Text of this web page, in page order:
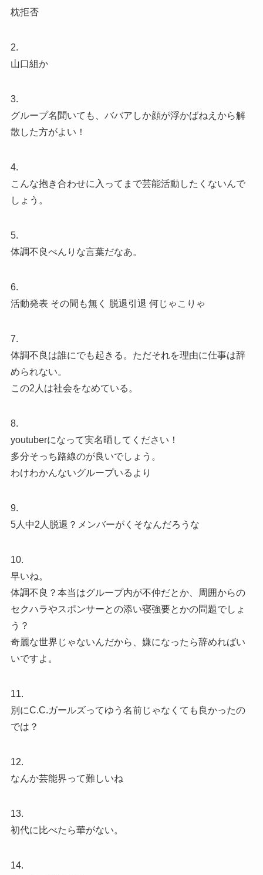
枕拒否
2.
山口組か
3.
グループ名聞いても、ババアしか顔が浮かばねえから解
散した方がよい！
4.
こんな抱き合わせに入ってまで芸能活動したくないんで
しょう。
5.
体調不良べんりな言葉だなあ。
6.
活動発表 その間も無く 脱退引退 何じゃこりゃ
7.
体調不良は誰にでも起きる。ただそれを理由に仕事は辞
められない。
この2人は社会をなめている。
8.
youtuberになって実名晒してください！
多分そっち路線のが良いでしょう。
わけわかんないグループいるより
9.
5人中2人脱退？メンバーがくそなんだろうな
10.
早いね。
体調不良？本当はグループ内が不仲だとか、周囲からの
セクハラやスポンサーとの添い寝強要とかの問題でしょ
う？
奇麗な世界じゃないんだから、嫌になったら辞めればい
いですよ。
11.
別にC.C.ガールズってゆう名前じゃなくても良かったの
では？
12.
なんか芸能界って難しいね
13.
初代に比べたら華がない。
14.